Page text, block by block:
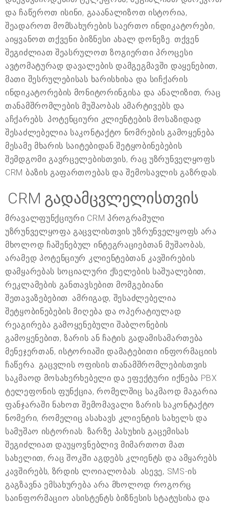
და ჩაწეროთ ისინი, გააანალიზოთ ისტორია,
შეადაროთ მომსახურების საერთო ინდიკატორები,
აიყვანოთ თქვენი ბიზნესი ახალ დონეზე. თქვენ
შეგიძლიათ შეასრულოთ ზოგიერთი პროცესი
ავტომატურად დავალების დამგეგმავში დაყენებით,
მათი შესრულებისას ხარისხისა და სიჩქარის
ინდიკატორების მონიტორინგისა და ანალიზით, რაც
თანამშრომლების მუშაობას ამარტივებს და
აჩქარებს. პოტენციური კლიენტების მოსაზიდად
შესაძლებელია საკონტაქტო ნომრების გამოყენება
მესამე მხარის საიტებიდან შეტყობინებების
შემდგომი გავრცელებისთვის, რაც უზრუნველყოფს
CRM ბაზის გაფართოებას და შემოსავლის გაზრდას.
CRM გადამცვლელისთვის
მრავალფუნქციური CRM პროგრამული
უზრუნველყოფა გაცვლისთვის უზრუნველყოფს არა
მხოლოდ ჩაშენებულ ინტეგრაციებთან მუშაობას,
არამედ პოტენციურ კლიენტებთან კავშირების
დამყარებას სოციალური ქსელების საშუალებით,
რეკლამების განთავსებით მომგებიანი
შეთავაზებებით. ამრიგად, შესაძლებელია
შეტყობინებების მიღება და ოპერატიულად
რეაგირება გამოყენებული შაბლონების
გამოყენებით, ზარის ან ჩატის გადამისამართება
მენეჯერთან, ისტორიაში დამატებითი ინფორმაციის
ჩაწერა. გაცვლის ოფისის თანამშრომლებისთვის
საკმაოდ მოსახერხებელი და ეფექტური იქნება PBX
ტელეფონის ფუნქცია, რომელშიც საკმაოდ მაგარია
ფანჯარაში ნახოთ შემომავალი ზარის საკონტაქტო
ნომერი, რომელიც ასახავს კლიენტის სახელს და
სამუშაო ისტორიას. ზარზე პასუხის გაცემისას
შეგიძლიათ დაუყოვნებლივ მიმართოთ მათ
სახელით, რაც შოკში აგდებს კლიენტს და ამყარებს
კავშირებს, ზრდის ლოიალობას. ასევე, SMS-ის
გაგზავნა ემსახურება არა მხოლოდ როგორც
საინფორმაციო ასისტენტს ბიზნესის სტატუსისა და